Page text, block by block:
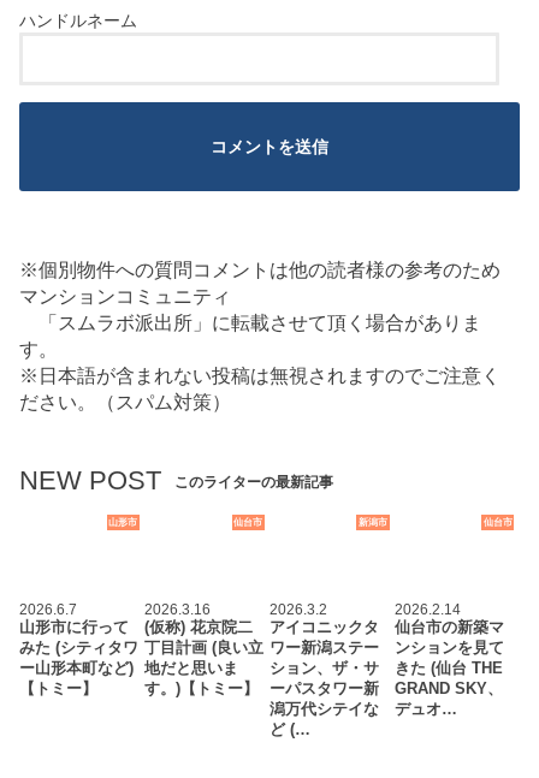
※個別物件への質問コメントは他の読者様の参考のため
マンションコミュニティ
「スムラボ派出所」に転載させて頂く場合がありま
す。
※日本語が含まれない投稿は無視されますのでご注意く
ださい。（スパム対策）
NEW POST このライターの最新記事
山形市
2026.6.7
山形市に行って
みた (シティタワ
ー山形本町など)
【トミー】
仙台市
2026.3.16
(仮称) 花京院二
丁目計画 (良い立
地だと思いま
す。)【トミー】
新潟市
2026.3.2
アイコニックタ
ワー新潟ステー
ション、ザ・サ
ーパスタワー新
潟万代シテイな
ど (…
仙台市
2026.2.14
仙台市の新築マ
ンションを見て
きた (仙台 THE
GRAND SKY、
デュオ…